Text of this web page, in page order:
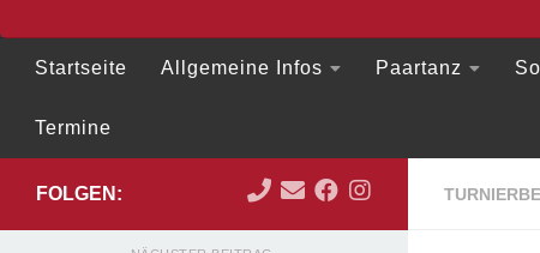
Startseite Allgemeine Infos Paartanz
Termine
FOLGEN: